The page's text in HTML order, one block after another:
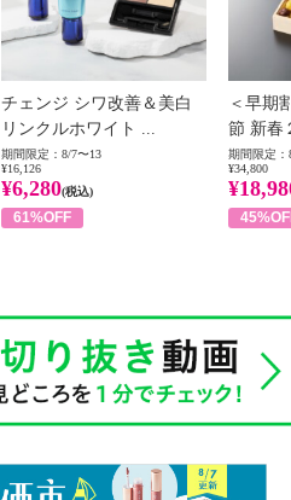
チェンジ シワ改善＆美白
リンクルホワイト ...
期間限定：8/7〜13
¥16,126
¥6,280(税込)
61%OFF
＜早期
節 新春
期間限定：
¥34,800